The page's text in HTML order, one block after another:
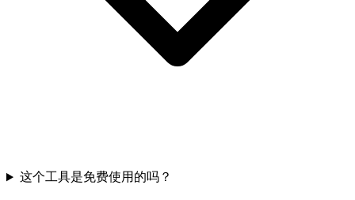
这个工具是免费使用的吗？